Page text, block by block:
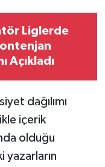
Liglerde
Açıkladı
dağılımı
içerik
olduğu
yazarların